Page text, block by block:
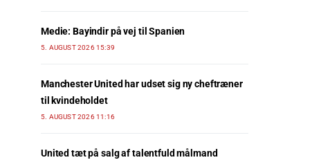
Medie: Bayindir på vej til Spanien
5. AUGUST 2026 15:39
Manchester United har udset sig ny cheftræner
til kvindeholdet
5. AUGUST 2026 11:16
United tæt på salg af talentfuld målmand